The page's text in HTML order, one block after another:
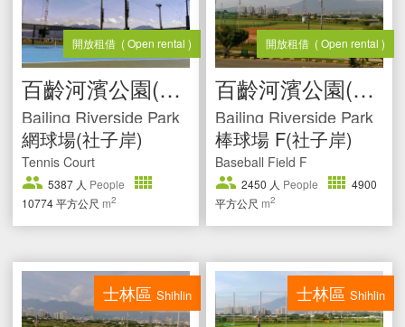
開放租借 ( Open rental )
百齡河濱公園(社子岸)
Bailing Riverside Park
網球場(社子岸)
Tennis Court
5387 人 People
10774平方公尺 m2
開放租借 ( Open rental )
百齡河濱公園(社子岸)
Bailing Riverside Park
棒球場 F(社子岸)
Baseball Field F
2450 人 People
4900
平方公尺 m2
士林區 Shihlin 士林區 Shihlin